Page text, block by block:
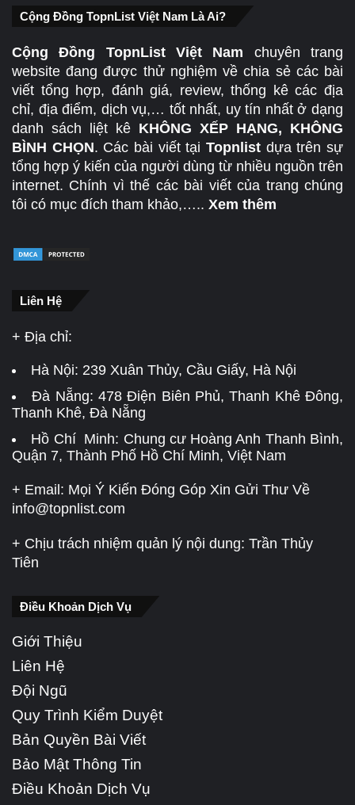
Cộng Đồng TopnList Việt Nam Là Ai?
Cộng Đồng TopnList Việt Nam chuyên trang
website đang được thử nghiệm về chia sẻ các bài
viết tổng hợp, đánh giá, review, thống kê các địa
chỉ, địa điểm, dịch vụ,… tốt nhất, uy tín nhất ở dạng
danh sách liệt kê KHÔNG XẾP HẠNG, KHÔNG
BÌNH CHỌN. Các bài viết tạiTopnlist dựa trên sự
tổng hợp ý kiến của người dùng từ nhiều nguồn trên
internet. Chính vì thế các bài viết của trang chúng
tôi có mục đích tham khảo,….. Xem thêm
Liên Hệ
+ Địa chỉ:
Hà Nội: 239 Xuân Thủy, Cầu Giấy, Hà Nội
Đà Nẵng:478 Điện Biên Phủ, Thanh Khê Đông,
Thanh Khê, Đà Nẵng
Hồ Chí Minh: Chung cư Hoàng Anh Thanh Bình,
Quận 7, Thành Phố Hồ Chí Minh, Việt Nam
+ Email: Mọi Ý Kiến Đóng Góp Xin Gửi Thư Về
info@topnlist.com
+ Chịu trách nhiệm quản lý nội dung: Trần Thủy
Tiên
Điều Khoản Dịch Vụ
Giới Thiệu
Liên Hệ
Đội Ngũ
Quy Trình Kiểm Duyệt
Bản Quyền Bài Viết
Bảo Mật Thông Tin
Điều Khoản Dịch Vụ